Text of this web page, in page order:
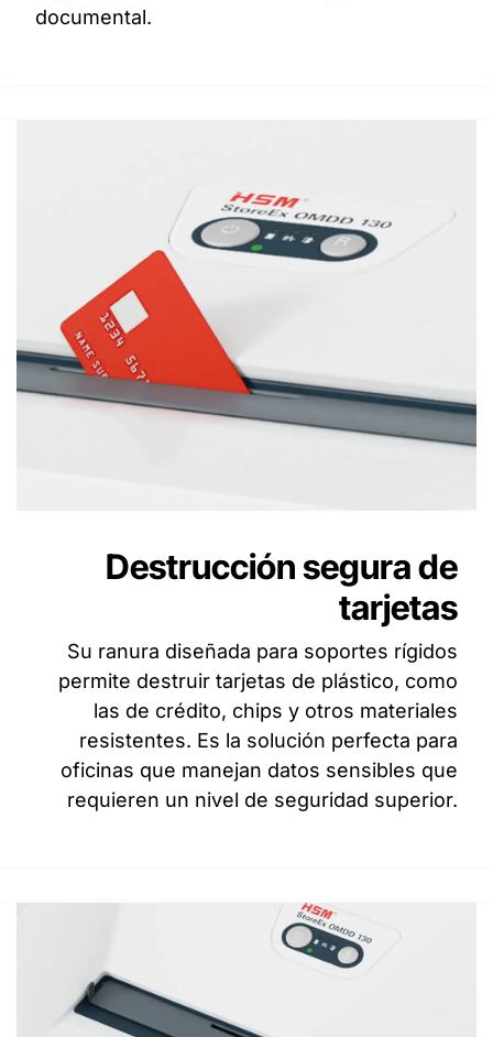
documental.
Destrucción segura de
tarjetas ​
Su ranura diseñada para soportes rígidos
permite destruir tarjetas de plástico, como
las de crédito, chips y otros materiales
resistentes. Es la solución perfecta para
oficinas que manejan datos sensibles que
requieren un nivel de seguridad superior.